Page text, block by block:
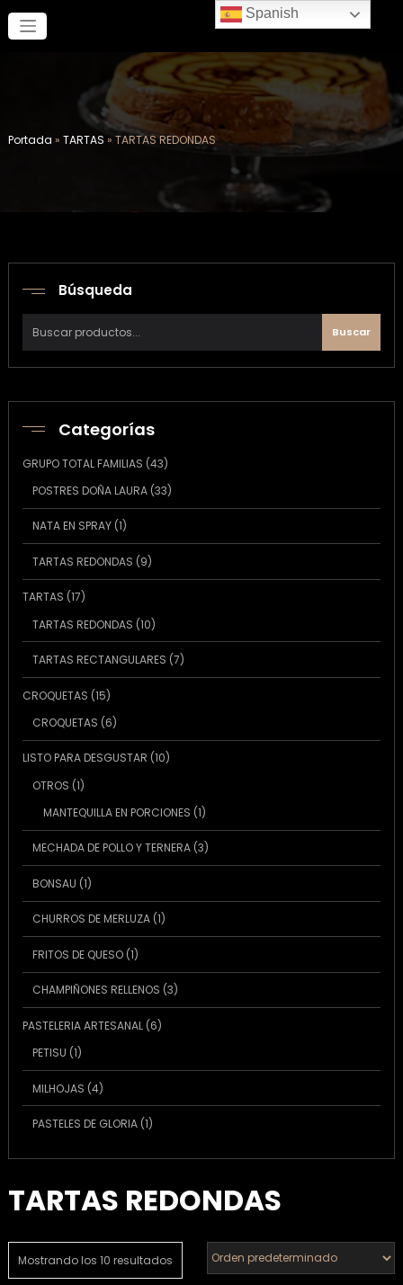
contenido
Portada » TARTAS » TARTAS REDONDAS
Búsqueda
Buscar
Categorías
GRUPO TOTAL FAMILIAS 4343
POSTRES DOÑA LAURA 3333
productos
NATA EN SPRAY 11
producto
TARTAS REDONDAS 99
productos
TARTAS 1717
TARTAS REDONDAS 1010
productos
TARTAS RECTANGULARES 77
productos
CROQUETAS 1515
CROQUETAS 66
productos
LISTO PARA DESGUSTAR 1010
OTROS 11
MANTEQUILLA EN PORCIONES 11
producto
MECHADA DE POLLO Y TERNERA 33
productos
BONSAU 11
producto
CHURROS DE MERLUZA 11
producto
FRITOS DE QUESO 11
producto
CHAMPIÑONES RELLENOS 33
productos
PASTELERIA ARTESANAL 66
PETISU 11
producto
MILHOJAS 44
productos
PASTELES DE GLORIA 11
TARTAS REDONDAS
Mostrando los 10 resultados
Spanish